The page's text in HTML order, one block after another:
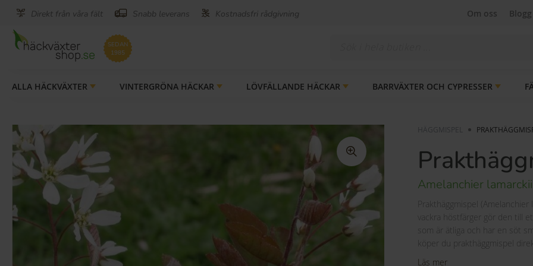
Direkt från våra fält Snabb leverans Kostnadsfri rådgivning Om oss Blogg
SEDAN
1985
ALLA HÄCKVÄXTER VINTERGRÖNA HÄCKAR LÖVFÄLLANDE HÄCKAR BARRVÄXTER OCH CYPRESSER
HÄGGMISPEL
Amelanchier lamarckii
Prakthäggmispel
vackra höstfärger gör den till
som är ätliga och har en söt
köper du prakthäggmispel
Läs mer